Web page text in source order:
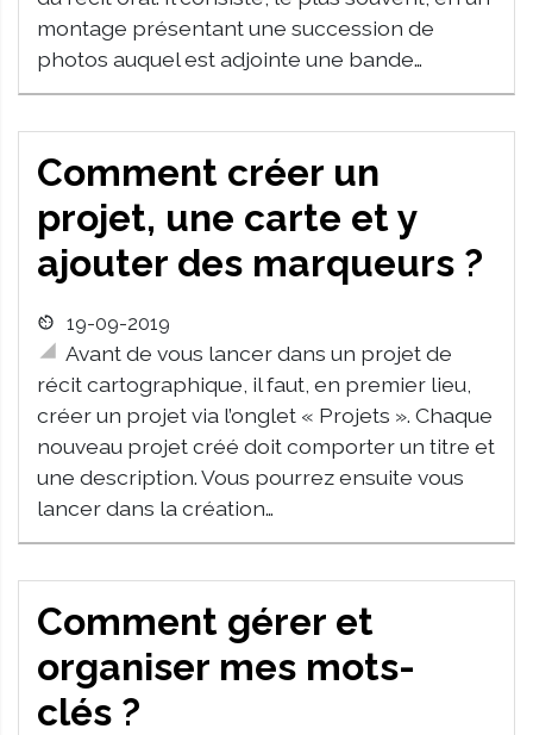
montage présentant une succession de
photos auquel est adjointe une bande…
Comment créer un
projet, une carte et y
ajouter des marqueurs ?
19-09-2019
Avant de vous lancer dans un projet de
récit cartographique, il faut, en premier lieu,
créer un projet via l’onglet « Projets ». Chaque
nouveau projet créé doit comporter un titre et
une description. Vous pourrez ensuite vous
lancer dans la création…
Comment gérer et
organiser mes mots-
clés ?